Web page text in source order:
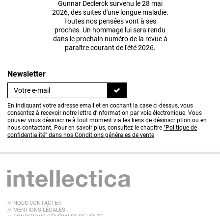
Gunnar Declerck survenu le 28 mai
2026, des suites d'une longue maladie.
Toutes nos pensées vont à ses
proches. Un hommage lui sera rendu
dans le prochain numéro de la revue à
paraître courant de l'été 2026.
Newsletter
En indiquant votre adresse email et en cochant la case ci-dessus, vous
consentez à recevoir notre lettre d'information par voie électronique. Vous
pouvez vous désinscrire à tout moment via les liens de désinscription ou en
nous contactant. Pour en savoir plus, consultez le chapitre "Politique de
confidentialité" dans nos Conditions générales de vente.
// NOUS CONTACTER
// MENTIONS LÉGALES